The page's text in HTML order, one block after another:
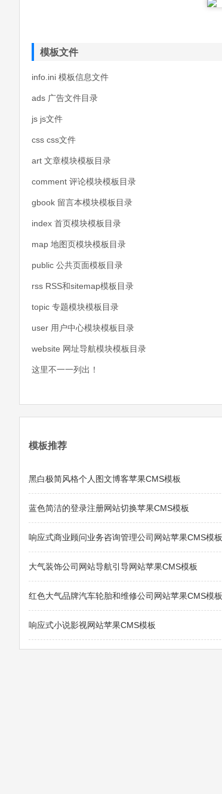
模板文件
info.ini 模板信息文件
ads 广告文件目录
js js文件
css css文件
art 文章模块模板目录
comment 评论模块模板目录
gbook 留言本模块模板目录
index 首页模块模板目录
map 地图页模块模板目录
public 公共页面模板目录
rss RSS和sitemap模板目录
topic 专题模块模板目录
user 用户中心模块模板目录
website 网址导航模块模板目录
这里不一一列出！
模板推荐
黑白极简风格个人图文博客苹果CMS模板
蓝色简洁的登录注册网站切换苹果CMS模板
响应式商业顾问业务咨询管理公司网站苹果CMS模板
大气装饰公司网站导航引导网站苹果CMS模板
红色大气品牌汽车轮胎和维修公司网站苹果CMS模板
响应式小说影视网站苹果CMS模板